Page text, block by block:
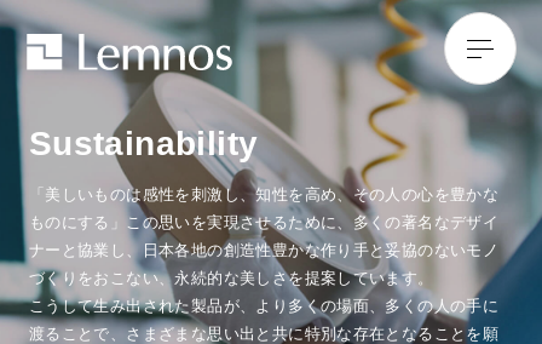
Sustainability
「美しいものは感性を刺激し、知性を高め、その人の心を豊かな
ものにする」この思いを実現させるために、多くの著名なデザイ
ナーと協業し、日本各地の創造性豊かな作り手と妥協のないモノ
づくりをおこない、永続的な美しさを提案しています。
こうして生み出された製品が、より多くの場面、多くの人の手に
渡ることで、さまざまな思い出と共に特別な存在となることを願